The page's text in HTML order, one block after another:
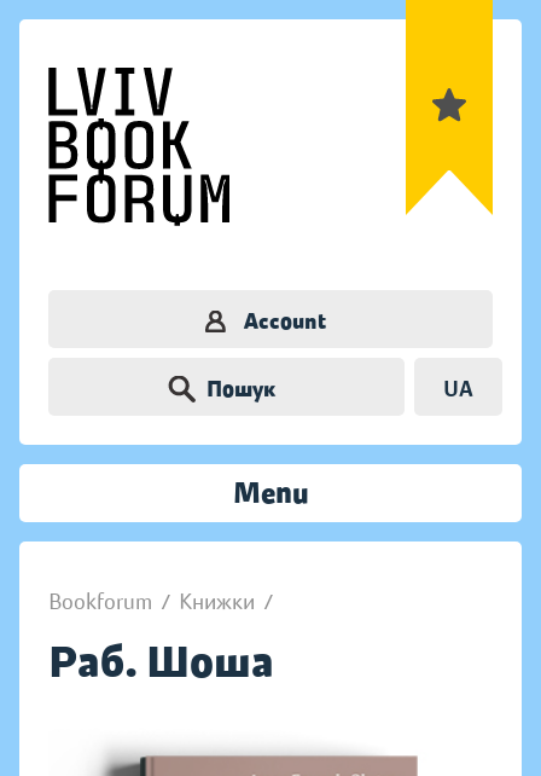
Account
Пошук UA
Menu
Bookforum / Книжки /
Раб. Шоша